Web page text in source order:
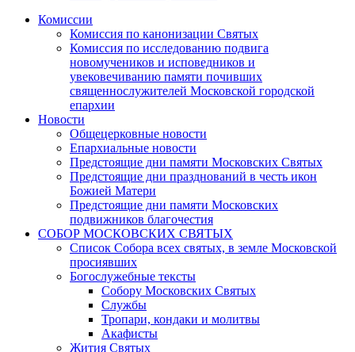
Комиссии
Комиссия по канонизации Святых
Комиссия по исследованию подвига
новомучеников и исповедников и
увековечиванию памяти почивших
священнослужителей Московской городской
епархии
Новости
Общецерковные новости
Епархиальные новости
Предстоящие дни памяти Московских Святых
Предстоящие дни празднований в честь икон
Божией Матери
Предстоящие дни памяти Московских
подвижников благочестия
СОБОР МОСКОВСКИХ СВЯТЫХ
Список Собора всех святых, в земле Московской
просиявших
Богослужебные тексты
Собору Московских Святых
Службы
Тропари, кондаки и молитвы
Акафисты
Жития Святых